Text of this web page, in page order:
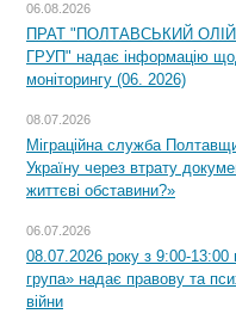
06.08.2026
ПРАТ "ПОЛТАВСЬКИЙ
ГРУП" надає інформацію
моніторингу (06. 2026)
08.07.2026
Міграційна служба
Україну через втрату
життєві обставини?»
06.07.2026
08.07.2026 року з 9:00-13:00
група» надає правову та
війни